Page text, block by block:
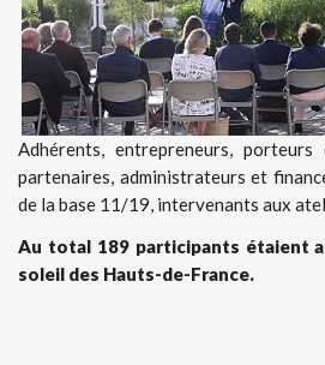
Adhérents, entrepreneurs,
partenaires, administrateurs et
de la base 11/19, intervenants aux
Au total 189 participants étaient
soleil des Hauts-de-France.